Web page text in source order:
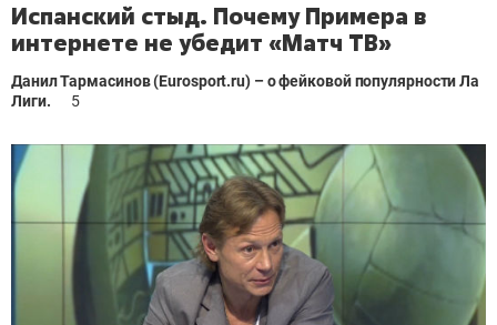
Испанский стыд. Почему Примера в
интернете не убедит «Матч ТВ»
Данил Тармасинов (Eurosport.ru) – о фейковой популярности Ла
Лиги.
5